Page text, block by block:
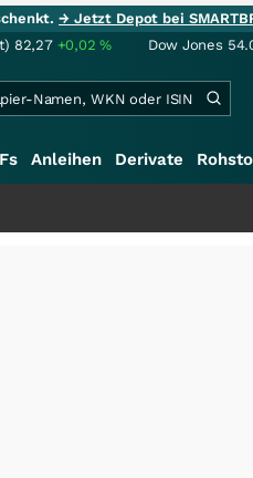
→ Jetzt Depot bei
82,27 +0,02% Dow Jones
Anleihen Derivate